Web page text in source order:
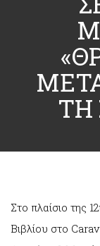
ΤΗ
Στο πλαίσιο της
Βιβλίου στο